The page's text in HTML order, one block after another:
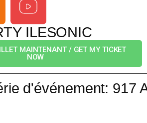
ILESONIC
MAINTENANT / GET MY TICKET
NOW
d'événement: 917